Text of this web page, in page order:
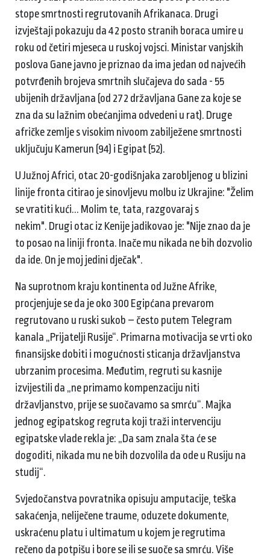
stope smrtnosti regrutovanih Afrikanaca. Drugi
izvještaji pokazuju da 42 posto stranih boraca umire u
roku od četiri mjeseca u ruskoj vojsci. Ministar vanjskih
poslova Gane javno je priznao da ima jedan od najvećih
potvrđenih brojeva smrtnih slučajeva do sada - 55
ubijenih državljana (od 272 državljana Gane za koje se
zna da su lažnim obećanjima odvedeni u rat). Druge
afričke zemlje s visokim nivoom zabilježene smrtnosti
uključuju Kamerun (94) i Egipat (52).
U Južnoj Africi, otac 20-godišnjaka zarobljenog u blizini
linije fronta citirao je sinovljevu molbu iz Ukrajine: "Želim
se vratiti kući... Molim te, tata, razgovaraj s
nekim". Drugi otac iz Kenije jadikovao je: "Nije znao da je
to posao na liniji fronta. Inače mu nikada ne bih dozvolio
da ide. On je moj jedini dječak".
Na suprotnom kraju kontinenta od Južne Afrike,
procjenjuje se da je oko 300 Egipćana prevarom
regrutovano u ruski sukob – često putem Telegram
kanala „Prijatelji Rusije“. Primarna motivacija se vrti oko
finansijske dobiti i mogućnosti sticanja državljanstva
ubrzanim procesima. Međutim, regruti su kasnije
izvijestili da „ne primamo kompenzaciju niti
državljanstvo, prije se suočavamo sa smrću“. Majka
jednog egipatskog regruta koji traži intervenciju
egipatske vlade rekla je: „Da sam znala šta će se
dogoditi, nikada mu ne bih dozvolila da ode u Rusiju na
studij“.
Svjedočanstva povratnika opisuju amputacije, teška
sakaćenja, neliječene traume, oduzete dokumente,
uskraćenu platu i ultimatum u kojem je regrutima
rečeno da potpišu i bore se ili se suoče sa smrću. Više